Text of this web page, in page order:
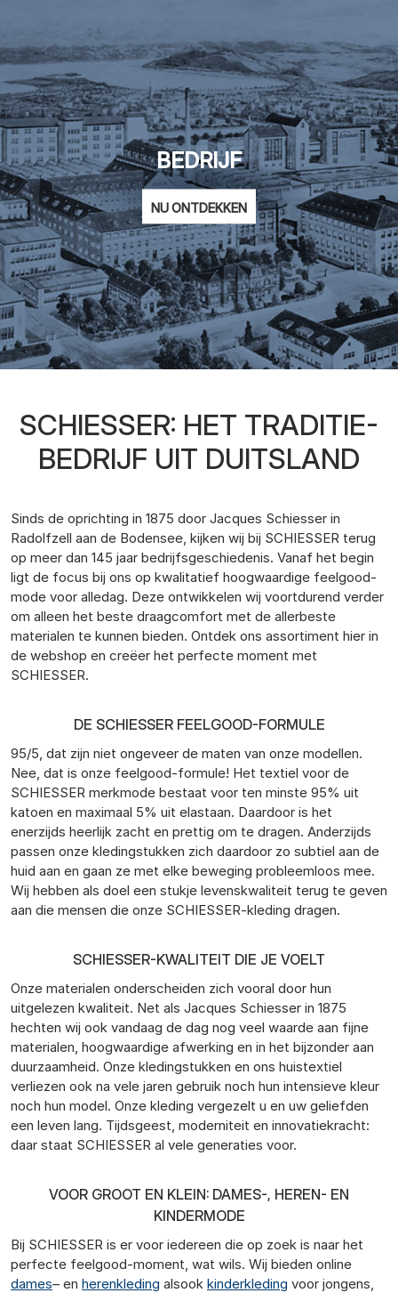
BEDRIJF
NU ONTDEKKEN
SCHIESSER: HET TRADITIE-
BEDRIJF UIT DUITSLAND
Sinds de oprichting in 1875 door Jacques Schiesser in
Radolfzell aan de Bodensee, kijken wij bij SCHIESSER terug
op meer dan 145 jaar bedrijfsgeschiedenis. Vanaf het begin
ligt de focus bij ons op kwalitatief hoogwaardige feelgood-
mode voor alledag. Deze ontwikkelen wij voortdurend verder
om alleen het beste draagcomfort met de allerbeste
materialen te kunnen bieden. Ontdek ons assortiment hier in
de webshop en creëer het perfecte moment met
SCHIESSER.
DE SCHIESSER FEELGOOD-FORMULE
95/5, dat zijn niet ongeveer de maten van onze modellen.
Nee, dat is onze feelgood-formule! Het textiel voor de
SCHIESSER merkmode bestaat voor ten minste 95% uit
katoen en maximaal 5% uit elastaan. Daardoor is het
enerzijds heerlijk zacht en prettig om te dragen. Anderzijds
passen onze kledingstukken zich daardoor zo subtiel aan de
huid aan en gaan ze met elke beweging probleemloos mee.
Wij hebben als doel een stukje levenskwaliteit terug te geven
aan die mensen die onze SCHIESSER-kleding dragen.
SCHIESSER-KWALITEIT DIE JE VOELT
Onze materialen onderscheiden zich vooral door hun
uitgelezen kwaliteit. Net als Jacques Schiesser in 1875
hechten wij ook vandaag de dag nog veel waarde aan fijne
materialen, hoogwaardige afwerking en in het bijzonder aan
duurzaamheid. Onze kledingstukken en ons huistextiel
verliezen ook na vele jaren gebruik noch hun intensieve kleur
noch hun model. Onze kleding vergezelt u en uw geliefden
een leven lang. Tijdsgeest, moderniteit en innovatiekracht:
daar staat SCHIESSER al vele generaties voor.
VOOR GROOT EN KLEIN: DAMES-, HEREN- EN
KINDERMODE
Bij SCHIESSER is er voor iedereen die op zoek is naar het
perfecte feelgood-moment, wat wils. Wij bieden online
dames– en herenkleding alsook kinderkleding voor jongens,